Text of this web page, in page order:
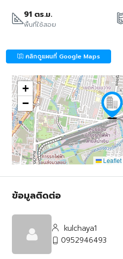
91 ตร.ม.
พื้นที่ใช้สอย
คลิกดูแผนที่ Google Maps
+
−
Leaflet
ข้อมูลติดต่อ
kulchaya1
0952946493